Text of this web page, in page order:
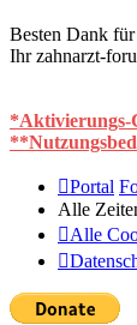
Besten Dank
Ihr zahnarzt-
*Aktivierungs-
Portal
Alle
Alle